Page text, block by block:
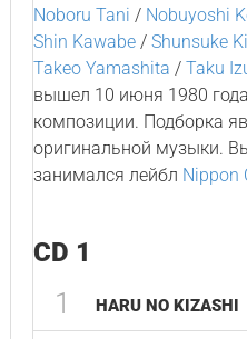
Noboru Tani / Nobuyoshi
Shin Kawabe/ Shunsuke
Takeo Yamashita / Taku
вышел 10 июня 1980
композиции. Подборка
оригинальной музыки.
занимался лейбл Nippon
CD 1
1 HARU NO KIZASHI